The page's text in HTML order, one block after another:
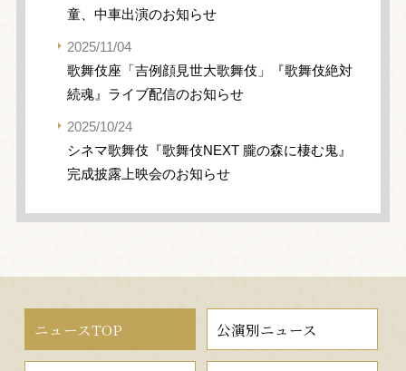
童、中車出演のお知らせ
2025/11/04
歌舞伎座「吉例顔見世大歌舞伎」『歌舞伎絶対
続魂』ライブ配信のお知らせ
2025/10/24
シネマ歌舞伎『歌舞伎NEXT 朧の森に棲む鬼』
完成披露上映会のお知らせ
ニュースTOP 公演別ニュース